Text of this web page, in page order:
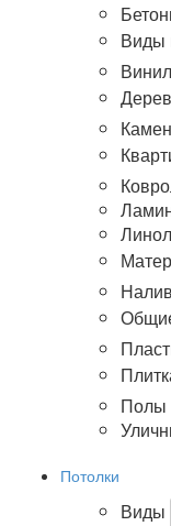
Виды
Полы
Потолки
Виды